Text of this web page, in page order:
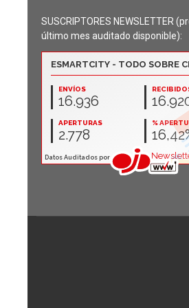
SUSCRIPTORES NEWSLETTER
último mes auditado disponible):